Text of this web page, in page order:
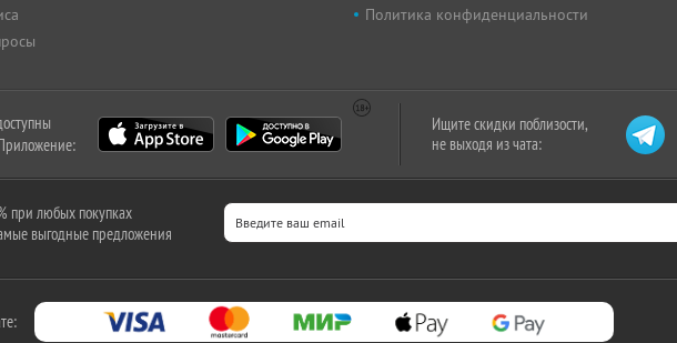
Политика конфиденциальности
Ищите скидки поблизости,
не выходя из чата:
при любых покупках
выгодные предложения